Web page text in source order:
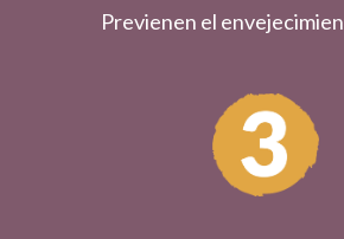
Previenen el